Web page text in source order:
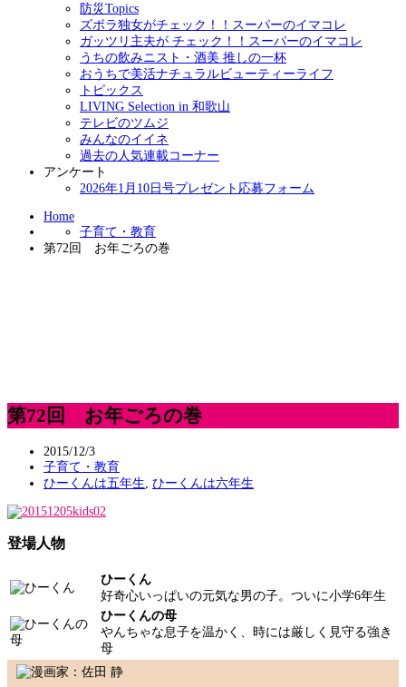
防災Topics
ズボラ独女がチェック！！スーパーのイマコレ
ガッツリ主夫が チェック！！スーパーのイマコレ
うちの飲みニスト・酒美 推しの一杯
おうちで美活ナチュラルビューティーライフ
トピックス
LIVING Selection in 和歌山
テレビのツムジ
みんなのイイネ
過去の人気連載コーナー
アンケート
2026年1月10日号プレゼント応募フォーム
Home
子育て・教育
第72回 お年ごろの巻
第72回 お年ごろの巻
2015/12/3
子育て・教育
ひーくんは五年生 ひーくんは六年生
登場人物
ひーくん
好奇心いっぱいの元気な男の子。ついに小学6年生
ひーくんの母
やんちゃな息子を温かく、時には厳しく見守る強き
母